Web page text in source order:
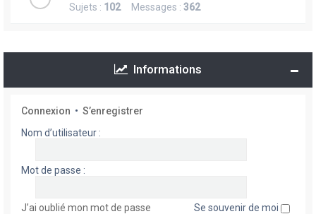
Sujets : 102Messages : 362
Informations
Connexion • S’enregistrer
Nom d’utilisateur :
Mot de passe :
J’ai oublié mon mot de passe Se souvenir de moi